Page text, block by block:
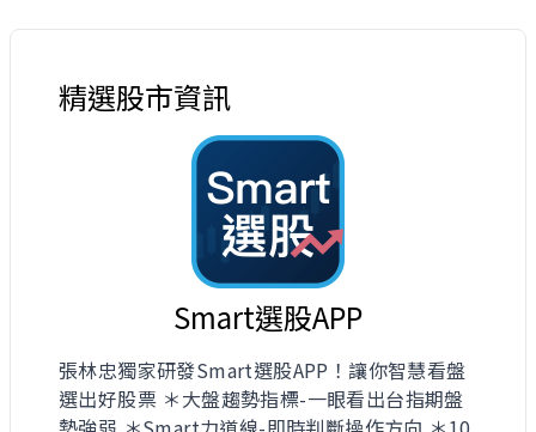
精選股市資訊
Smart選股APP
張林忠獨家研發Smart選股APP！讓你智慧看盤
選出好股票 ＊大盤趨勢指標-一眼看出台指期盤